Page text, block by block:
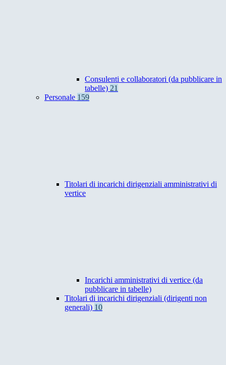
Consulenti e collaboratori (da pubblicare in
tabelle) 21
Personale 159
Titolari di incarichi dirigenziali amministrativi di
vertice
Incarichi amministrativi di vertice (da
pubblicare in tabelle)
Titolari di incarichi dirigenziali (dirigenti non
generali) 10